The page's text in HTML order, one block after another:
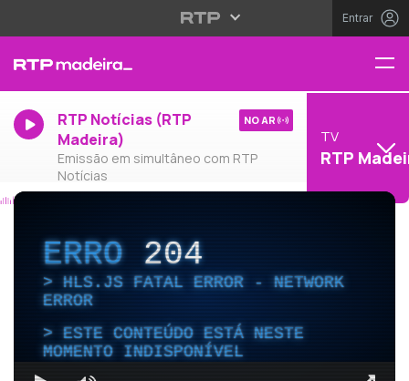
Entrar
RTP Notícias (RTP
Madeira)
Emissão em simultâneo com RTP
Notícias
NO AR
TV
RTP
ERRO204
HLS.JS FATAL ERROR - NETWORK
ERROR
ESTE CONTEÚDO ESTÁ NESTE
MOMENTO INDISPONÍVEL